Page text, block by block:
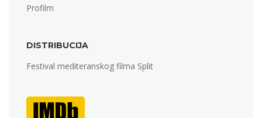
Profilm
DISTRIBUCIJA
Festival mediteranskog filma Split